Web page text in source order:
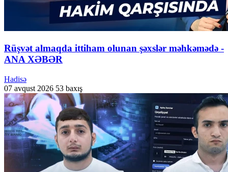
Rüşvət almaqda ittiham olunan şəxslər məhkəmədə -
ANA XƏBƏR
Hadisə
07 avqust 2026 53 baxış